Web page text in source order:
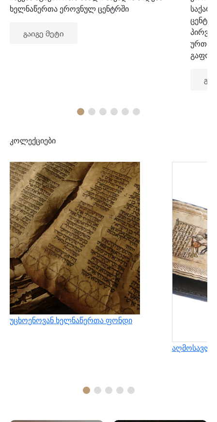
ხელნაწერთა ეროვნულ ცენტრში
გაიგე მეტი
კოლექციები
უცხოენოვან ხელნაწერთა ფონდი